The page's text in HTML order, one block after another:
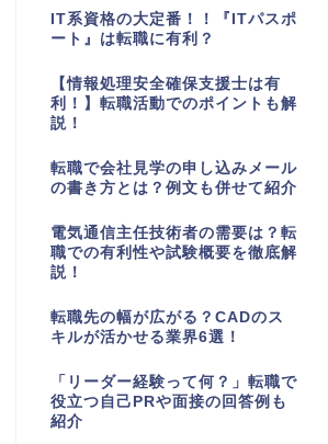
IT系資格の大定番！！『ITパスポ
ート』は転職に有利？
【情報処理安全確保支援士は有
利！】転職活動でのポイントも解
説！
転職で会社見学の申し込みメール
の書き方とは？例文も併せて紹介
電気通信主任技術者の需要は？転
職での有利性や試験概要を徹底解
説！
転職先の幅が広がる？CADのス
キルが活かせる業界6選！
「リーダー経験って何？」転職で
役立つ自己PRや面接の回答例も
紹介